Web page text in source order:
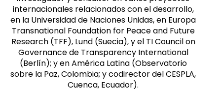
internacionales relacionados con el desarrollo,
en la Universidad de Naciones Unidas, en Europa
Transnational Foundation for Peace and Future
Research (TFF), Lund (Suecia), y el TI Council on
Governance de Transparency International
(Berlín); y en América Latina (Observatorio
sobre la Paz, Colombia; y codirector del CESPLA,
Cuenca, Ecuador).